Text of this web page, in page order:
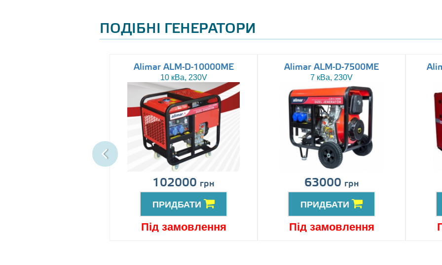
ПОДІБНІ ГЕНЕРАТОРИ
Alimar ALM-D-10000ME
10 кВа, 230V
102000 грн
ПРИДБАТИ
Під замовлення
Alimar ALM-D-7500ME
7 кВа, 230V
63000 грн
ПРИДБАТИ
Під замовлення